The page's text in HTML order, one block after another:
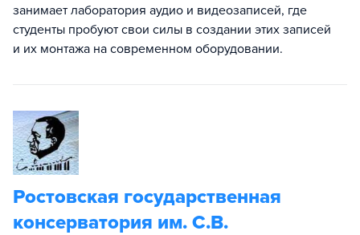
занимает лаборатория аудио и видеозаписей, где
студенты пробуют свои силы в создании этих записей
и их монтажа на современном оборудовании.
Ростовская государственная
консерватория им. С.В.